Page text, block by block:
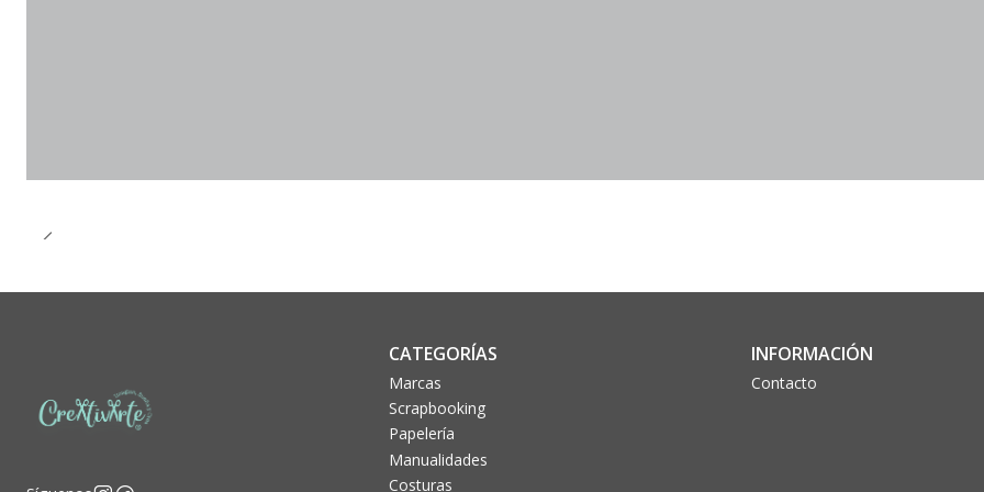
CATEGORÍAS
Marcas
Scrapbooking
Papelería
Manualidades
Costuras
INFORMACIÓN
Contacto